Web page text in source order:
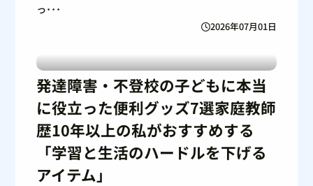
2026年07月01日
っ･･･
発達障害・不登校の子どもに本当
に役立った便利グッズ7選家庭教師
歴10年以上の私がおすすめする
「学習と生活のハードルを下げる
アイテム」